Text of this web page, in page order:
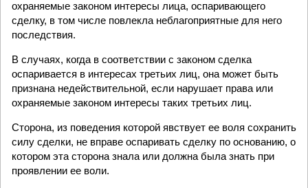
охраняемые законом интересы лица, оспаривающего
сделку, в том числе повлекла неблагоприятные для него
последствия.
В случаях, когда в соответствии с законом сделка
оспаривается в интересах третьих лиц, она может быть
признана недействительной, если нарушает права или
охраняемые законом интересы таких третьих лиц.
Сторона, из поведения которой явствует ее воля сохранить
силу сделки, не вправе оспаривать сделку по основанию, о
котором эта сторона знала или должна была знать при
проявлении ее воли.